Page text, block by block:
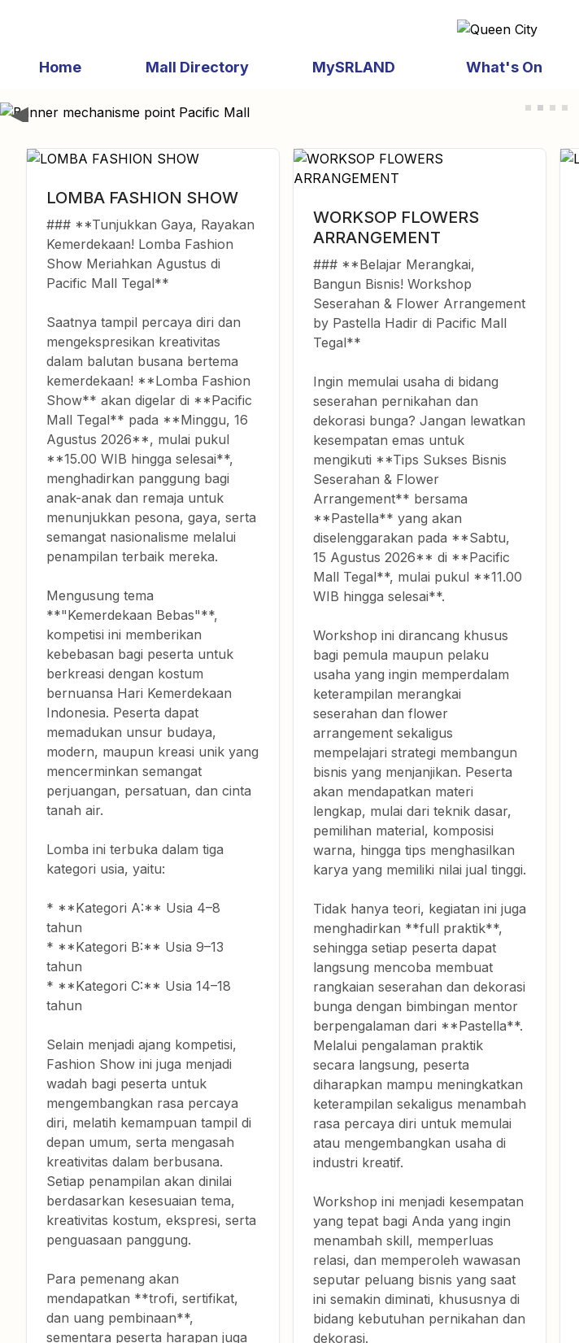
Home Mall Directory MySRLAND What's On
LOMBA FASHION SHOW
### **Tunjukkan Gaya, Rayakan
Kemerdekaan! Lomba Fashion
Show Meriahkan Agustus di
Pacific Mall Tegal**
Saatnya tampil percaya diri dan
mengekspresikan kreativitas
dalam balutan busana bertema
kemerdekaan! **Lomba Fashion
Show** akan digelar di **Pacific
Mall Tegal** pada **Minggu, 16
Agustus 2026**, mulai pukul
**15.00 WIB hingga selesai**,
menghadirkan panggung bagi
anak-anak dan remaja untuk
menunjukkan pesona, gaya, serta
semangat nasionalisme melalui
penampilan terbaik mereka.
Mengusung tema
**"Kemerdekaan Bebas"**,
kompetisi ini memberikan
kebebasan bagi peserta untuk
berkreasi dengan kostum
bernuansa Hari Kemerdekaan
Indonesia. Peserta dapat
memadukan unsur budaya,
modern, maupun kreasi unik yang
mencerminkan semangat
perjuangan, persatuan, dan cinta
tanah air.
Lomba ini terbuka dalam tiga
kategori usia, yaitu:
* **Kategori A:** Usia 4–8
tahun
* **Kategori B:** Usia 9–13
tahun
* **Kategori C:** Usia 14–18
tahun
Selain menjadi ajang kompetisi,
Fashion Show ini juga menjadi
wadah bagi peserta untuk
mengembangkan rasa percaya
diri, melatih kemampuan tampil di
depan umum, serta mengasah
kreativitas dalam berbusana.
Setiap penampilan akan dinilai
berdasarkan kesesuaian tema,
kreativitas kostum, ekspresi, serta
penguasaan panggung.
Para pemenang akan
mendapatkan **trofi, sertifikat,
dan uang pembinaan**,
sementara peserta harapan juga
WORKSOP FLOWERS
ARRANGEMENT
### **Belajar Merangkai,
Bangun Bisnis! Workshop
Seserahan & Flower Arrangement
by Pastella Hadir di Pacific Mall
Tegal**
Ingin memulai usaha di bidang
seserahan pernikahan dan
dekorasi bunga? Jangan lewatkan
kesempatan emas untuk
mengikuti **Tips Sukses Bisnis
Seserahan & Flower
Arrangement** bersama
**Pastella** yang akan
diselenggarakan pada **Sabtu,
15 Agustus 2026** di **Pacific
Mall Tegal**, mulai pukul **11.00
WIB hingga selesai**.
Workshop ini dirancang khusus
bagi pemula maupun pelaku
usaha yang ingin memperdalam
keterampilan merangkai
seserahan dan flower
arrangement sekaligus
mempelajari strategi membangun
bisnis yang menjanjikan. Peserta
akan mendapatkan materi
lengkap, mulai dari teknik dasar,
pemilihan material, komposisi
warna, hingga tips menghasilkan
karya yang memiliki nilai jual tinggi.
Tidak hanya teori, kegiatan ini juga
menghadirkan **full praktik**,
sehingga setiap peserta dapat
langsung mencoba membuat
rangkaian seserahan dan dekorasi
bunga dengan bimbingan mentor
berpengalaman dari **Pastella**.
Melalui pengalaman praktik
secara langsung, peserta
diharapkan mampu meningkatkan
keterampilan sekaligus menambah
rasa percaya diri untuk memulai
atau mengembangkan usaha di
industri kreatif.
Workshop ini menjadi kesempatan
yang tepat bagi Anda yang ingin
menambah skill, memperluas
relasi, dan memperoleh wawasan
seputar peluang bisnis yang saat
ini semakin diminati, khususnya di
bidang kebutuhan pernikahan dan
dekorasi.